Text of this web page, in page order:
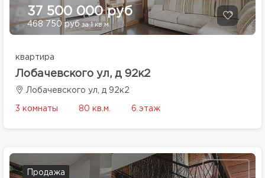
37 500 000 руб
468 750 рубза 1 кв.м.
квартира
Лобачевского ул, д 92к2
Лобачевского ул, д 92к2
3 комнаты 80 кв.м. 6 этаж
Продажа